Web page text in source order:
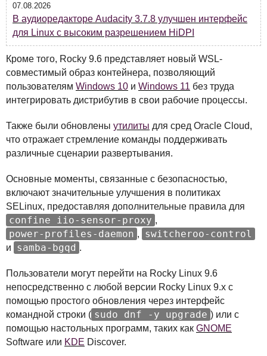
07.08.2026
В аудиоредакторе Audacity 3.7.8 улучшен интерфейс
для Linux с высоким разрешением HiDPI
Кроме того, Rocky 9.6 представляет новый WSL-
совместимый образ контейнера, позволяющий
пользователям Windows 10 и Windows 11 без труда
интегрировать дистрибутив в свои рабочие процессы.
Также были обновлены утилиты для сред Oracle Cloud,
что отражает стремление команды поддерживать
различные сценарии развертывания.
Основные моменты, связанные с безопасностью,
включают значительные улучшения в политиках
SELinux, предоставляя дополнительные правила для
confine iio-sensor-proxy ,
power-profiles-daemon , switcheroo-control
и samba-bgqd .
Пользователи могут перейти на Rocky Linux 9.6
непосредственно с любой версии Rocky Linux 9.x с
помощью простого обновления через интерфейс
командной строки ( sudo dnf -y upgrade ) или с
помощью настольных программ, таких как GNOME
Software или KDE Discover.